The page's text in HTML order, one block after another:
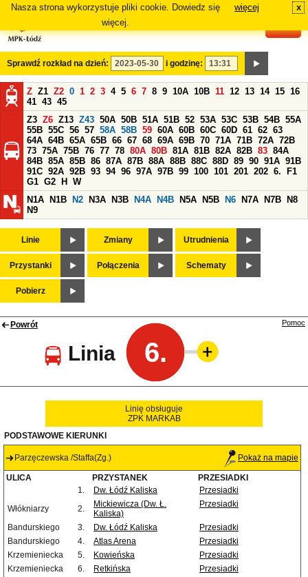
Nasza strona wykorzystuje pliki cookie. Dowiedz się
więcej.
więcej x
Sprawdź rozkład na dzień: i godzinę:
Z Z1 Z2 0 1 2 3 4 5 6 7 8 9 10A 10B 11 12 13 14 15 16
41 43 45
Z3 Z6 Z13 Z43 50A 50B 51A 51B 52 53A 53C 53B 54B 55A
55B 55C 56 57 58A 58B 59 60A 60B 60C 60D 61 62 63
64A 64B 65A 65B 66 67 68 69A 69B 70 71A 71B 72A 72B
73 75A 75B 76 77 78 80A 80B 81A 81B 82A 82B 83 84A
84B 85A 85B 86 87A 87B 88A 88B 88C 88D 89 90 91A 91B
91C 92A 92B 93 94 96 97A 97B 99 100 101 201 202 6.
F1
G1 G2 H
W
N1A
N1B N2 N3A N3B N4A N4B N5A N5B N6 N7A N7B
N8
N9
Linie Zmiany Utrudnienia
Przystanki Połączenia Schematy
Pobierz
Powrót
Linia 6.
Pomoc
Linię obsługuje
ZPK MARKAB
PODSTAWOWE KIERUNKI
Parzęczewska /Staffa(Zg.) Pokaż na mapie
ULICA PRZYSTANEK
PRZESIADKI
1.
Dw. Łódź Kaliska
Przesiadki
Włókniarzy
2.
Mickiewicza (Dw. Ł.
Kaliska)
Przesiadki
Bandurskiego 3. Dw. Łódź Kaliska
Przesiadki
Bandurskiego
4. Atlas Arena
Przesiadki
Krzemieniecka
5. Kowieńska
Przesiadki
Krzemieniecka
6. Retkińska
Przesiadki